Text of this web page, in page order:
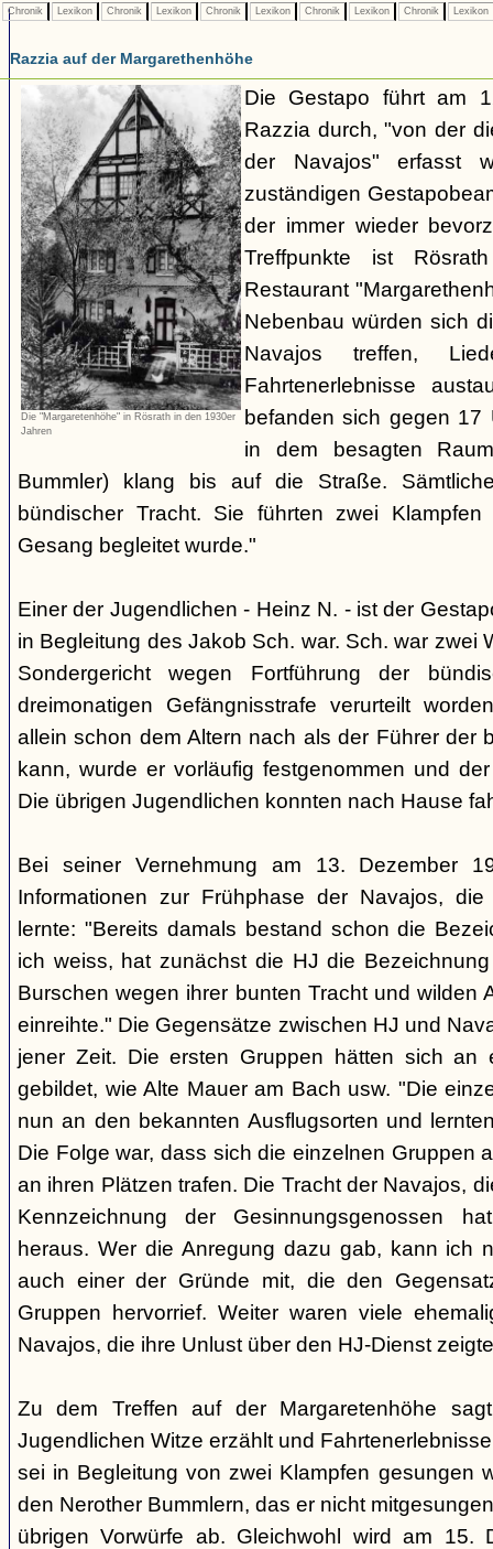
Chronik Lexikon Chronik Lexikon Chronik Lexikon Chronik Lexikon Chronik Lexikon
Razzia auf der Margarethenhöhe
Die "Margaretenhöhe" in Rösrath in den 1930er
Jahren
Die Gestapo führt am
Razzia durch, "von der
der Navajos" erfasst
zuständigen
der immer wieder
Treffpunkte ist
Restaurant
Nebenbau würden sich
Navajos treffen,
Fahrtenerlebnisse
befanden sich gegen 17
in dem besagten
Bummler) klang bis auf die Straße.
bündischer Tracht. Sie führten zwei
Gesang begleitet wurde."
Einer der Jugendlichen - Heinz N. - ist der
in Begleitung des Jakob Sch. war. Sch. war zwei
Sondergericht wegen Fortführung der
dreimonatigen Gefängnisstrafe verurteilt
allein schon dem Altern nach als der Führer der
kann, wurde er vorläufig festgenommen und
Die übrigen Jugendlichen konnten nach Hause
Bei seiner Vernehmung am 13. Dezember
Informationen zur Frühphase der Navajos,
lernte: "Bereits damals bestand schon die
ich weiss, hat zunächst die HJ die
Burschen wegen ihrer bunten Tracht und wilden
einreihte." Die Gegensätze zwischen HJ und
jener Zeit. Die ersten Gruppen hätten sich an
gebildet, wie Alte Mauer am Bach usw. "Die
nun an den bekannten Ausflugsorten und
Die Folge war, dass sich die einzelnen Gruppen
an ihren Plätzen trafen. Die Tracht der Navajos,
Kennzeichnung der Gesinnungsgenossen
heraus. Wer die Anregung dazu gab, kann ich
auch einer der Gründe mit, die den
Gruppen hervorrief. Weiter waren viele
Navajos, die ihre Unlust über den HJ-Dienst
Zu dem Treffen auf der Margaretenhöhe
Jugendlichen Witze erzählt und
sei in Begleitung von zwei Klampfen gesungen
den Nerother Bummlern, das er nicht
übrigen Vorwürfe ab. Gleichwohl wird am 15.